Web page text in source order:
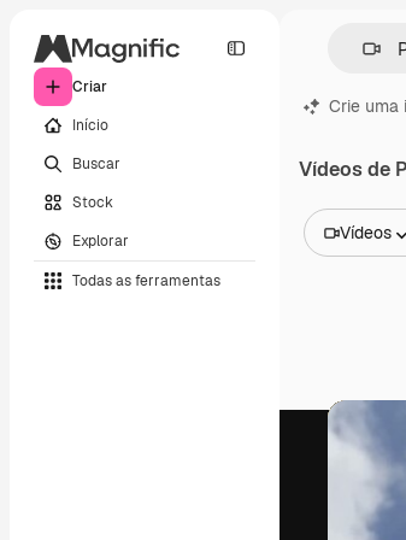
Criar
Início
Buscar
Stock
Explorar
Todas as ferramentas
Crie uma
Vídeos de
Vídeos
Vídeos
Clipes de
Animações
Modelos de
Modelos 3D